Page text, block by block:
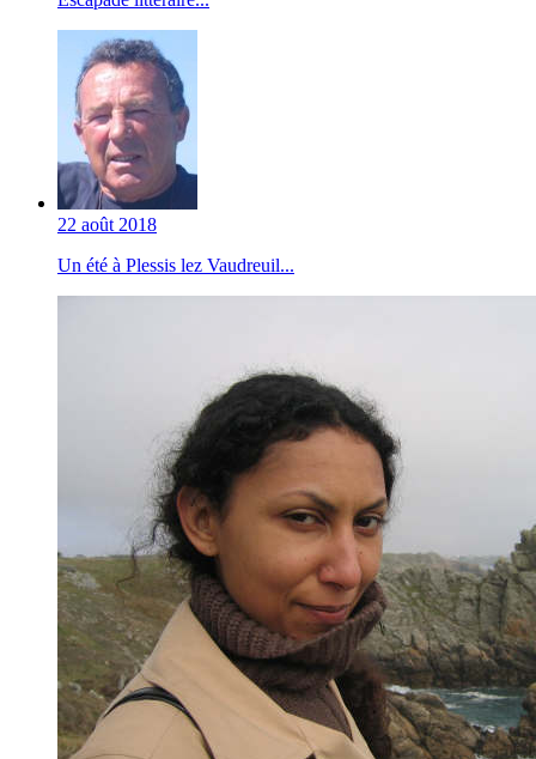
22 août 2018
Un été à Plessis lez Vaudreuil...